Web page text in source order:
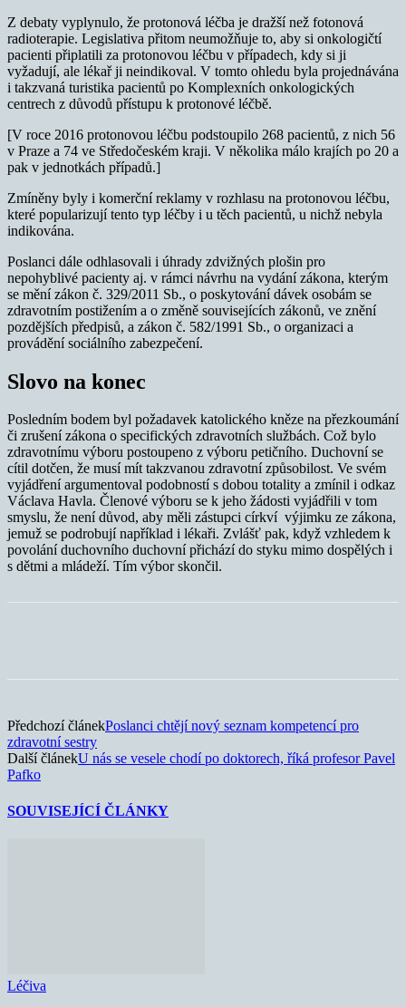
Z debaty vyplynulo, že protonová léčba je dražší než fotonová
radioterapie. Legislativa přitom neumožňuje to, aby si onkologičtí
pacienti připlatili za protonovou léčbu v případech, kdy si ji
vyžadují, ale lékař ji neindikoval. V tomto ohledu byla projednávána
i takzvaná turistika pacientů po Komplexních onkologických
centrech z důvodů přístupu k protonové léčbě.
[V roce 2016 protonovou léčbu podstoupilo 268 pacientů, z nich 56
v Praze a 74 ve Středočeském kraji. V několika málo krajích po 20 a
pak v jednotkách případů.]
Zmíněny byly i komerční reklamy v rozhlasu na protonovou léčbu,
které popularizují tento typ léčby i u těch pacientů, u nichž nebyla
indikována.
Poslanci dále odhlasovali i úhrady zdvižných plošin pro
nepohyblivé pacienty aj. v rámci návrhu na vydání zákona, kterým
se mění zákon č. 329/2011 Sb., o poskytování dávek osobám se
zdravotním postižením a o změně souvisejících zákonů, ve znění
pozdějších předpisů, a zákon č. 582/1991 Sb., o organizaci a
provádění sociálního zabezpečení.
Slovo na konec
Posledním bodem byl požadavek katolického kněze na přezkoumání
či zrušení zákona o specifických zdravotních službách. Což bylo
zdravotnímu výboru postoupeno z výboru petičního. Duchovní se
cítil dotčen, že musí mít takzvanou zdravotní způsobilost. Ve svém
vyjádření argumentoval podobností s dobou totality a zmínil i odkaz
Václava Havla. Členové výboru se k jeho žádosti vyjádřili v tom
smyslu, že není důvod, aby měli zástupci církví výjimku ze zákona,
jemuž se podrobují například i lékaři. Zvlášť pak, když vzhledem k
povolání duchovního duchovní přichází do styku mimo dospělých i
s dětmi a mládeží. Tím výbor skončil.
Předchozí článekPoslanci chtějí nový seznam kompetencí pro
zdravotní sestry
Další článekU nás se vesele chodí po doktorech, říká profesor Pavel
Pafko
SOUVISEJÍCÍ ČLÁNKY
Léčiva